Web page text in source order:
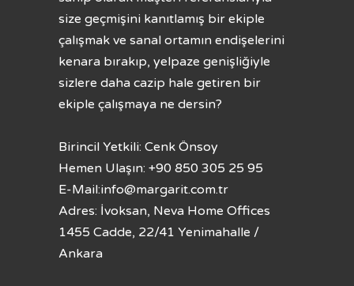
size geçmişini kanıtlamış bir ekiple
çalışmak ve sanal ortamın endişelerini
kenara bırakıp, yelpaze genişliğiyle
sizlere daha cazip hale getiren bir
ekiple çalışmaya ne dersin?
Birincil Yetkili: Cenk Önsoy
Hemen Ulaşın: +90 850 305 25 95
E-Mail:info@margarit.com.tr
Adres: İvoksan, Neva Home Offices
1455 Cadde, 22/41 Yenimahalle /
Ankara